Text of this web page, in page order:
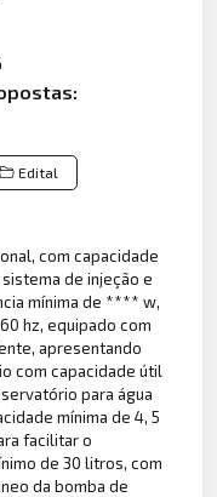
Edital
com capacidade
de injeção e
mínima de **** w,
hz, equipado com
apresentando
com capacidade útil
para água
mínima de 4, 5
facilitar o
de 30 litros, com
da bomba de